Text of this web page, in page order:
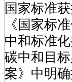
国家标准获
《国家标
中和标准
碳中和目
案》中明